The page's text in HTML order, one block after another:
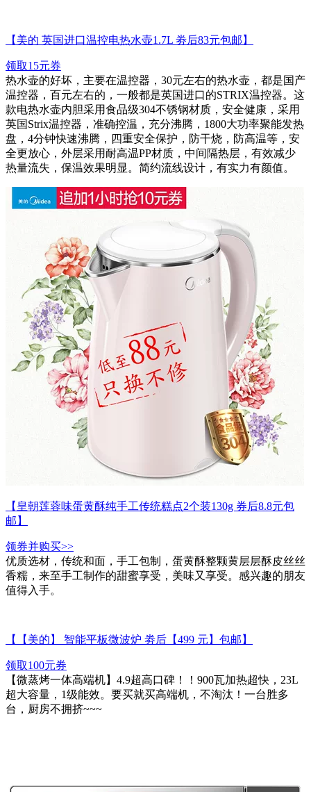
【美的 英国进口温控电热水壶1.7L 劵后83元包邮】
领取15元券
热水壶的好坏，主要在温控器，30元左右的热水壶，都是国产
温控器，百元左右的，一般都是英国进口的STRIX温控器。这
款电热水壶内胆采用食品级304不锈钢材质，安全健康，采用
英国Strix温控器，准确控温，充分沸腾，1800大功率聚能发热
盘，4分钟快速沸腾，四重安全保护，防干烧，防高温等，安
全更放心，外层采用耐高温PP材质，中间隔热层，有效减少
热量流失，保温效果明显。简约流线设计，有实力有颜值。
【皇朝莲蓉味蛋黄酥纯手工传统糕点2个装130g 券后8.8元包
邮】
领券并购买>>
优质选材，传统和面，手工包制，蛋黄酥整颗黄层层酥皮丝丝
香糯，来至手工制作的甜蜜享受，美味又享受。感兴趣的朋友
值得入手。
【【美的】 智能平板微波炉 劵后【499 元】包邮】
领取100元券
【微蒸烤一体高端机】4.9超高口碑！！900瓦加热超快，23L
超大容量，1级能效。要买就买高端机，不淘汰！一台胜多
台，厨房不拥挤~~~